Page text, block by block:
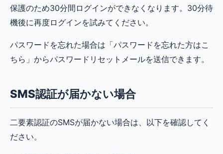
保護のため30分間ログインができなくなります。30分待
機後に再度ログインを試みてください。
パスワードを忘れた場合は「パスワードを忘れた方はこ
ちら」からパスワードリセットメールを送信できます。
SMS認証が届かない場合
二要素認証のSMSが届かない場合は、以下を確認してく
ださい。